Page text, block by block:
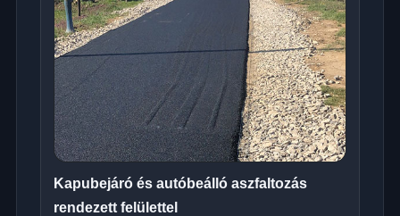
Kapubejáró és autóbeálló aszfaltozás
rendezett felülettel